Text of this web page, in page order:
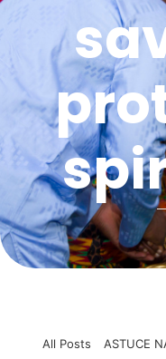
All Posts
ASTUCE